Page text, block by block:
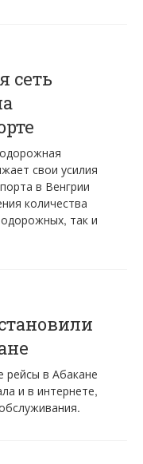
сеть
свои усилия
в Венгрии
количества
так и
рейсы в Абакане
и в интернете,